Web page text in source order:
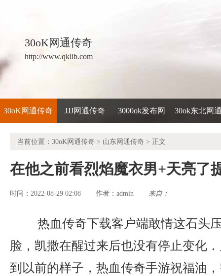
30oK网通传奇
http://www.qklib.com
30oK网通传奇 JJJ网通传奇 3000ok发布网 30ok东北网
当前位置： 30oK网通传奇 > 山东网通传奇 > 正文
在他之前看烈焰魔衣男+天亮了
时间：2022-08-29 02:08 作者： admin 来自：
热血传奇下载客户端敢情这石头
脸，凯撒在醒过来后也没有停止变化
到以前的样子，热血传奇手游祝福油